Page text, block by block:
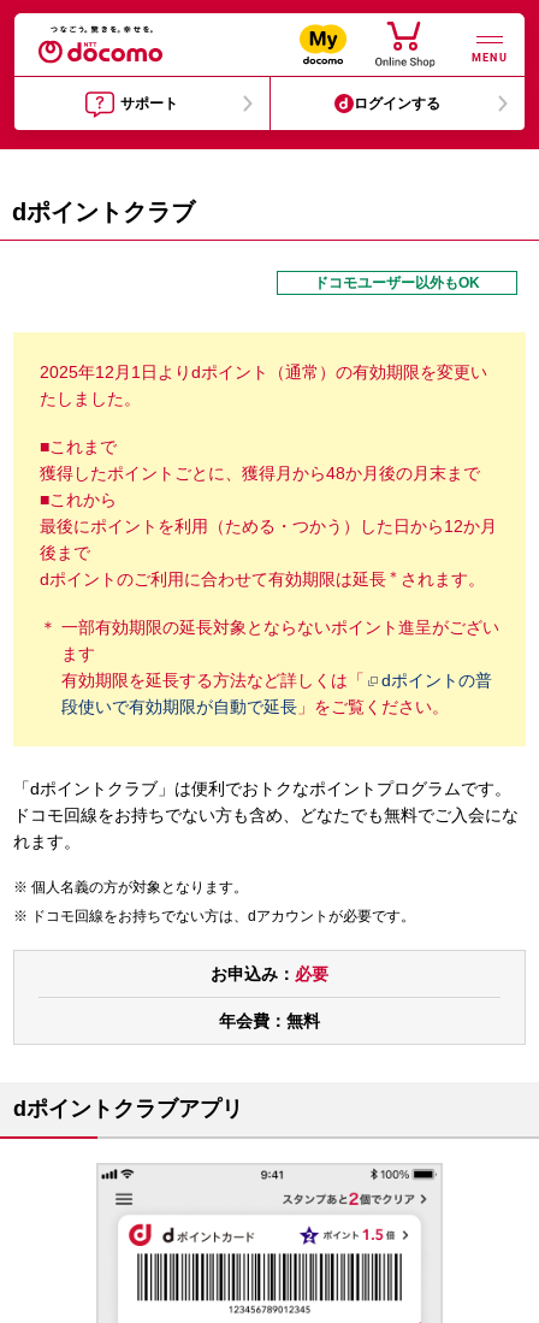
MENU
サポート ログインする
dポイントクラブ
ドコモユーザー以外もOK
2025年12月1日よりdポイント（通常）の有効期限を変更い
たしました。
■これまで
獲得したポイントごとに、獲得月から48か月後の月末まで
■これから
最後にポイントを利用（ためる・つかう）した日から12か月
後まで
dポイントのご利用に合わせて有効期限は延長 ＊ されます。
一部有効期限の延長対象とならないポイント進呈がござい
ます
有効期限を延長する方法など詳しくは「
dポイントの普
段使いで有効期限が自動で延長」をご覧ください。
「dポイントクラブ」は便利でおトクなポイントプログラムです。
ドコモ回線をお持ちでない方も含め、どなたでも無料でご入会にな
れます。
個人名義の方が対象となります。
ドコモ回線をお持ちでない方は、dアカウントが必要です。
お申込み： 必要
年会費： 無料
dポイントクラブアプリ